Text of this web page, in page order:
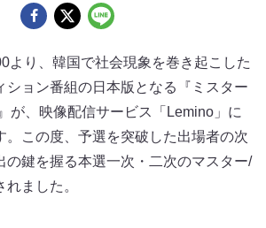
より、韓国で社会現象を巻き起こした
ション番組の日本版となる『ミスター
が、映像配信サービス「Lemino」に
。この度、予選を突破した出場者の次
の鍵を握る本選一次・二次のマスター/
ました。